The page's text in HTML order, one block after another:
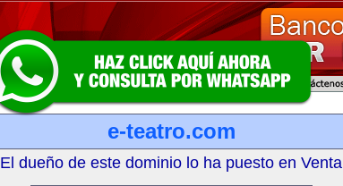
e-teatro.com
El dueño de este dominio lo ha puesto en Venta